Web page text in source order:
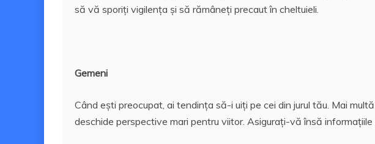
să vă sporiți vigilența și să rămâneți precaut în cheltuieli.
Gemeni
Când ești preocupat, ai tendința să-i uiți pe cei din jurul tău. Mai
deschide perspective mari pentru viitor. Asigurați-vă însă